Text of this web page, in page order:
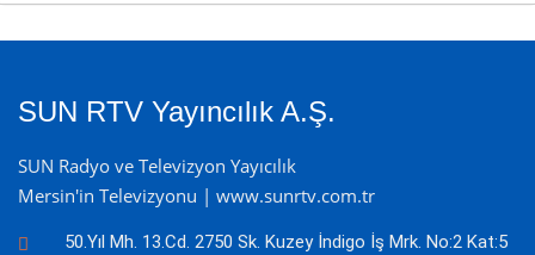
SUN RTV Yayıncılık A.Ş.
SUN Radyo ve Televizyon Yayıcılık
Mersin'in Televizyonu | www.sunrtv.com.tr
50.Yıl Mh. 13.Cd. 2750 Sk. Kuzey İndigo İş Mrk. No:2 Kat:5